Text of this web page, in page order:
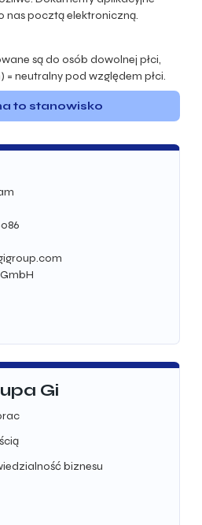
nas pocztą elektroniczną.
są do osób dowolnej płci,
= neutralny pod względem płci.
to stanowisko
Gi
biznesu